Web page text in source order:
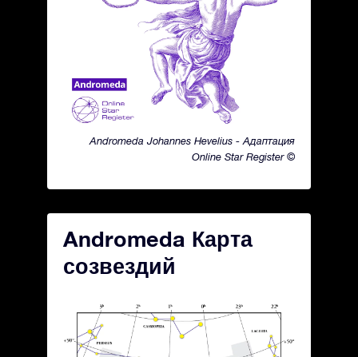
Andromeda Johannes Hevelius - Адаптация
Online Star Register ©
Andromeda Карта
созвездий